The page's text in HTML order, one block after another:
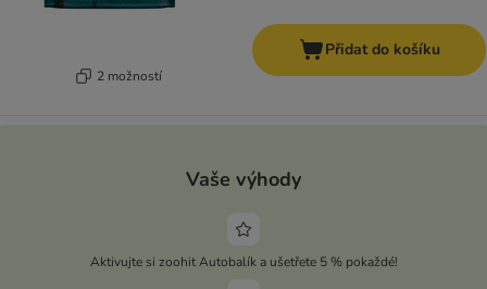
2 možností
Přidat do košíku
Vaše výhody
Aktivujte si zoohit Autobalík a ušetřete 5 % pokaždé!